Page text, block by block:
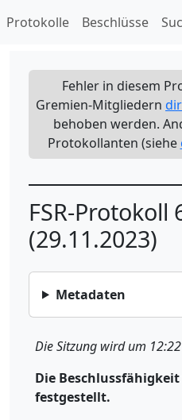
Protokolle Beschlüsse
Fehler in diesem
Gremien-Mitgliedern
behoben werden.
Protokollanten (siehe
FSR-Protokoll
(29.11.2023)
Metadaten
Die Sitzung wird um
Die
festgestellt.